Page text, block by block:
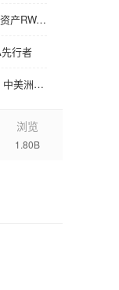
HualiChain投资价值与长期潜力：全球文化资产RWA赛道的基础设施级机会正在形成
行者
Legendary Labs与金链资本达成战略合并，中美洲牌照加持助力生态升级
浏览
1.80B